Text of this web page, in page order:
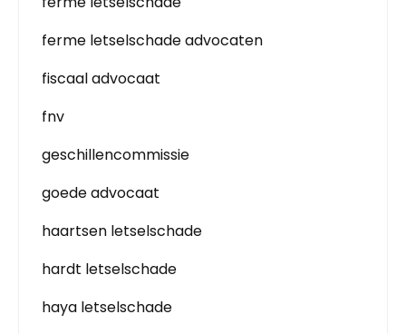
ferme letselschade advocaten
fiscaal advocaat
fnv
geschillencommissie
goede advocaat
haartsen letselschade
hardt letselschade
haya letselschade